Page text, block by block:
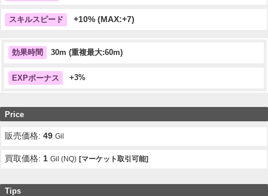
スキルスピード +10% (MAX:+7)
効果時間 30m (重複最大:60m)
EXPボーナス +3%
Price
販売価格:49 Gil
買取価格: 1 Gil (NQ) [マーケット取引可能]
Tips